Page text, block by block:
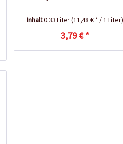
Inhalt0.33 Liter(11,48 € * / 1 Liter)
3,79 € *